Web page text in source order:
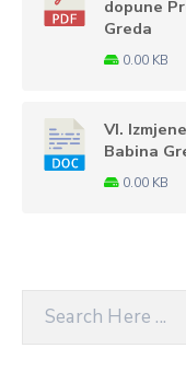
dopune
Greda
0.00 KB
VI.
Babina
0.00 KB